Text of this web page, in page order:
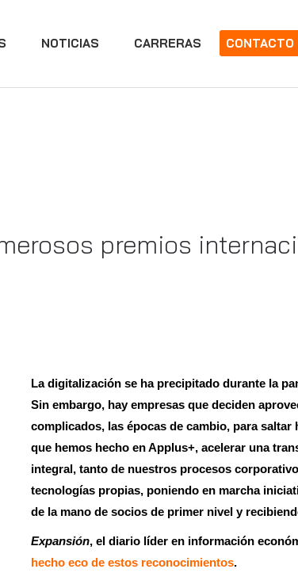
NOTICIAS CARRERAS CONTACTO
premios
La digitalización se ha precipitado durante la
Sin embargo, hay empresas que deciden
complicados, las épocas de cambio, para saltar
que hemos hecho en Applus+, acelerar una
integral, tanto de nuestros procesos
tecnologías propias, poniendo en marcha
de la mano de socios de primer nivel y
Expansión, el diario líder en información
hecho eco de estos reconocimientos.